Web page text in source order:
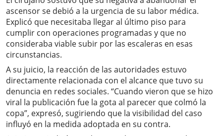
ascensor se debió a la urgencia de su labor médica.
Explicó que necesitaba llegar al último piso para
cumplir con operaciones programadas y que no
consideraba viable subir por las escaleras en esas
circunstancias.
A su juicio, la reacción de las autoridades estuvo
directamente relacionada con el alcance que tuvo su
denuncia en redes sociales. “Cuando vieron que se hizo
viral la publicación fue la gota al parecer que colmó la
copa”, expresó, sugiriendo que la visibilidad del caso
influyó en la medida adoptada en su contra.